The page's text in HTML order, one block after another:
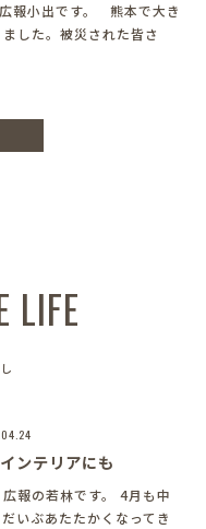
報小出です。 熊本で大き
した。被災された皆さ
LIFE
ンテリアにも
報の若林です。 4月も中
いぶあたたかくなってき